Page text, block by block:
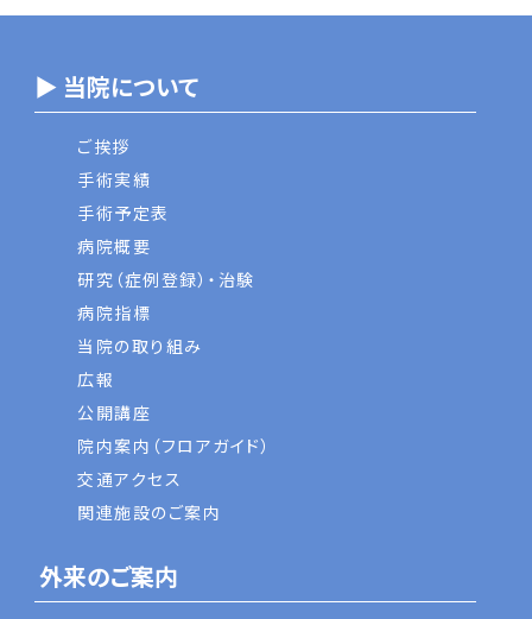
▶ 当院について
ご挨拶
手術実績
手術予定表
病院概要
研究（症例登録）・治験
病院指標
当院の取り組み
広報
公開講座
院内案内（フロアガイド）
交通アクセス
関連施設のご案内
外来のご案内